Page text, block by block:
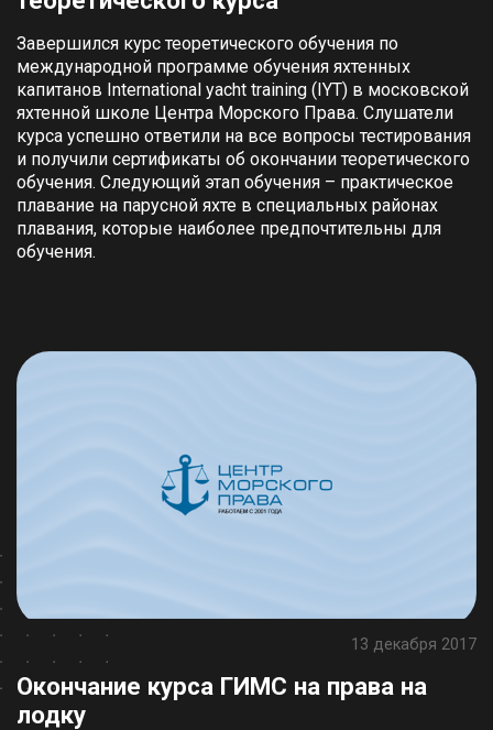
Завершился курс теоретического обучения по
международной программе обучения яхтенных
капитанов International yacht training (IYT) в московской
яхтенной школе Центра Морского Права. Слушатели
курса успешно ответили на все вопросы тестирования
и получили сертификаты об окончании теоретического
обучения. Следующий этап обучения – практическое
плавание на парусной яхте в специальных районах
плавания, которые наиболее предпочтительны для
обучения.
13 декабря 2017
Окончание курса ГИМС на права на
лодку